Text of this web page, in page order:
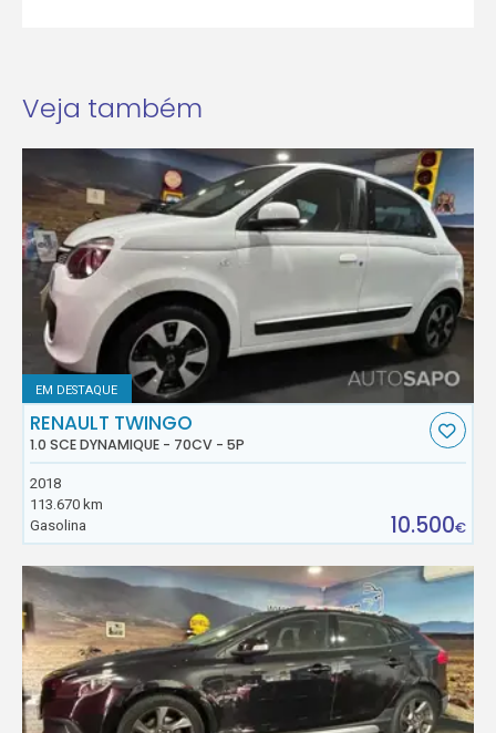
Veja também
EM DESTAQUE
RENAULT TWINGO
1.0 SCE DYNAMIQUE - 70CV - 5P
2018
113.670 km
Gasolina
10.500€